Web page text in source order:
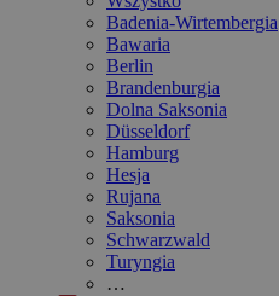
Badenia-Wirtembergia
Bawaria
Berlin
Brandenburgia
Dolna Saksonia
Düsseldorf
Hamburg
Hesja
Rujana
Saksonia
Schwarzwald
Turyngia
…